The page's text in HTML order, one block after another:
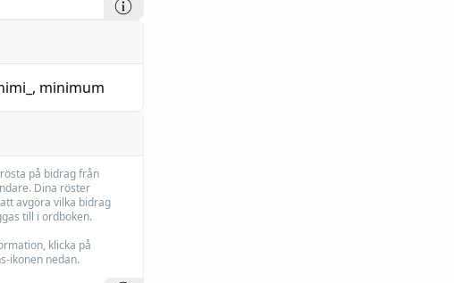
, minimum
på bidrag från
Dina röster
avgöra vilka bidrag
till i ordboken.
klicka på
ikonen nedan.